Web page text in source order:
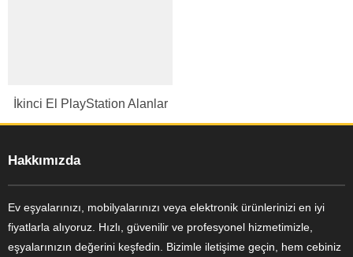
İkinci El PlayStation Alanlar
Hakkımızda
Ev eşyalarınızı, mobilyalarınızı veya elektronik ürünlerinizi en iyi
fiyatlarla alıyoruz. Hızlı, güvenilir ve profesyonel hizmetimizle,
eşyalarınızın değerini keşfedin. Bizimle iletişime geçin, hem cebiniz